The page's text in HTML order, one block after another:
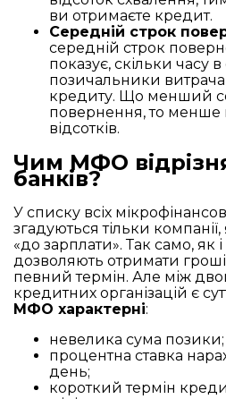
ви отримаєте кредит.
Середній строк
середній строк
показує, скільки часу
позичальники
кредиту. Що менший
повернення, то менше
відсотків.
Чим МФО
банків?
У списку всіх
згадуються тільки
«до зарплати». Так само, як
дозволяють отримати гроші
певний термін. Але між
кредитних організацій є
МФО характерні:
невелика сума позики;
процентна ставка
день;
короткий термін